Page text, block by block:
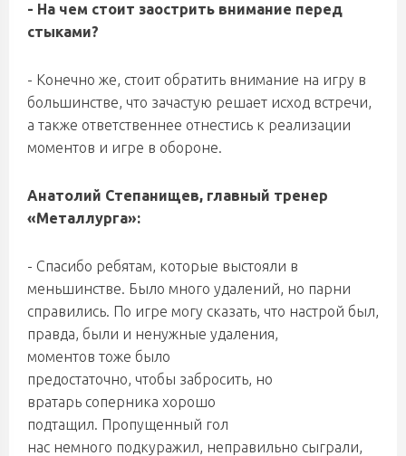
- На чем стоит заострить внимание перед
стыками?
- Конечно же, стоит обратить внимание на игру в
большинстве, что зачастую решает исход встречи,
а также ответственнее отнестись к реализации
моментов и игре в обороне.
Анатолий Степанищев, главный тренер
«Металлурга»:
- Спасибо ребятам, которые выстояли в
меньшинстве. Было много удалений, но парни
справились. По игре могу сказать, что настрой был,
правда, были и ненужные удаления,
моментов тоже было
предостаточно, чтобы забросить, но
вратарь соперника хорошо
подтащил. Пропущенный гол
нас немного подкуражил, неправильно сыграли,